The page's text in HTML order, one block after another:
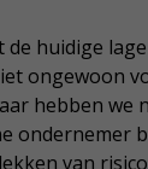
de huidige
ongewoon
hebben we
ondernemer
van